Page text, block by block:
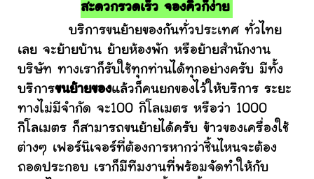
สะดวกรวดเร็ว จองคิวก็ง่าย
บริการขนย้ายของกันทั่วประเทศ ทั่วไทย
เลย จะย้ายบ้าน ย้ายห้องพัก หรือย้ายสำนักงาน
บริษัท ทางเราก็รับใช้ทุกท่านได้ทุกอย่างครับ มีทั้ง
บริการขนย้ายของแล้วก็คนยกของไว้ให้บริการ ระยะ
ทางไม่มีจำกัด จะ100 กิโลเมตร หรือว่า 1000
กิโลเมตร ก็สามารถขนย้ายได้ครับ ข้าวของเครื่องใช้
ต่างๆ เฟอร์นิเจอร์ที่ต้องการหากว่าชิ้นไหนจะต้อง
ถอดประกอบ เราก็มีทีมงานที่พร้อมจัดทำให้กับ